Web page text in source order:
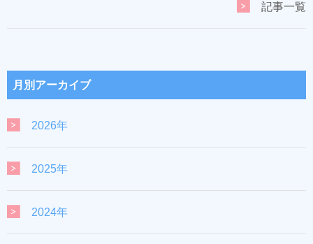
記事一覧
月別アーカイブ
2026年
2025年
2024年